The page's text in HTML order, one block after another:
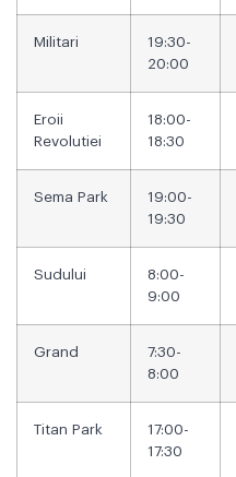
Militari
19:30-
20:00
Eroii
Revolutiei
18:00-
18:30
Sema Park
19:00-
19:30
Sudului
8:00-
9:00
Grand
7:30-
8:00
Titan Park
17:00-
17:30